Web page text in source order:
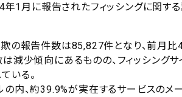
年1月に報告されたフィッシングに関す
欺の報告件数は85,827件となり、前月
減少傾向にあるものの、フィッシング
いる。
の内、約39.9%が実在するサービスのメ